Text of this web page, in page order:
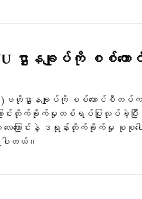
ဌာနချုပ်ကို စစ်ကေ
ဗဟိုဌာနချုပ်ကို စစ်ကောင်စီတပ်က
ာင်းတိုက်ခိုက်မှုတစ်ရပ်ပြုလုပ်ခဲ့ပြီ
ေကြောင်းနဲ့ ဒရုန်းတိုက်ခိုက်မှု စုစုပေ
ါတယ်။